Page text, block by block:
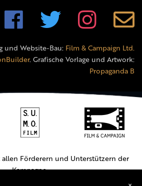
und Website-Bau: Film & Campaign Ltd.
. Grafische Vorlage und Artwork:
Propaganda B
Förderern und Unterstützern der
Kampagne.